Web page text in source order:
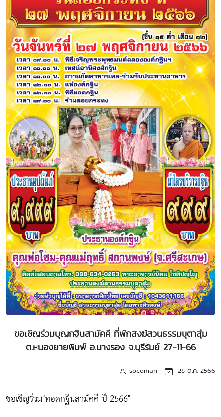
ขอเชิญร่วมบุญกฐินสามัคคี ที่พักสงฆ์สวนธรรมบุตาสุ่ม
ต.หนองยายพิมพ์ อ.นางรอง จ.บุรีรัมย์ 27-11-66
socoman 28 ต.ค. 2566
ขอเชิญร่วม"ทอดกฐินสามัคคี ปี 2566"